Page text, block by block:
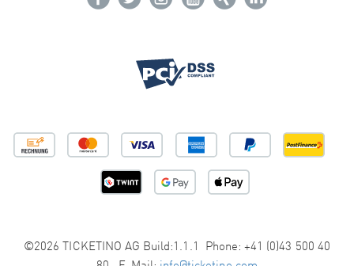
©2026 TICKETINO AG Build:1.1.1 Phone: +41 (0)43 500 40